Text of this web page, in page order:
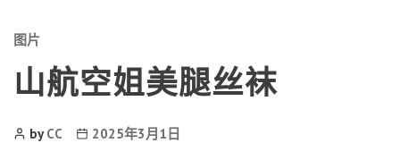
Categories
图片
山航空姐美腿丝袜
PostbyCC
Post2025年3月1日